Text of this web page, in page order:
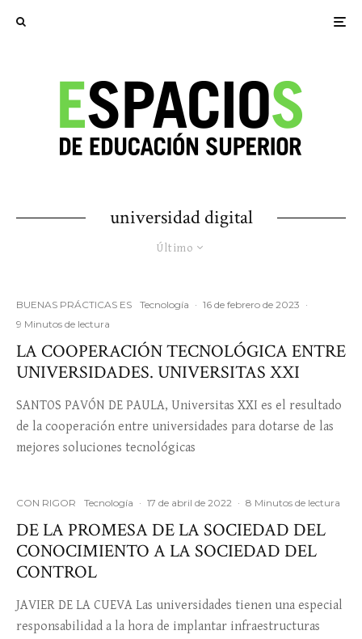
universidad digital
Último
BUENAS PRÁCTICAS ES Tecnología · 16 de febrero de 2023 ·
9 Minutos de lectura
LA COOPERACIÓN TECNOLÓGICA ENTRE
UNIVERSIDADES. UNIVERSITAS XXI
SANTOS PAVÓN DE PAULA, Universitas XXI es el resultado
de la cooperación entre universidades para dotarse de las
mejores soluciones tecnológicas
CON RIGOR Tecnología · 17 de abril de 2022 · 8 Minutos de lectura
DE LA PROMESA DE LA SOCIEDAD DEL
CONOCIMIENTO A LA SOCIEDAD DEL
CONTROL
JAVIER DE LA CUEVA Las universidades tienen una especial
responsabilidad a la hora de implantar infraestructuras